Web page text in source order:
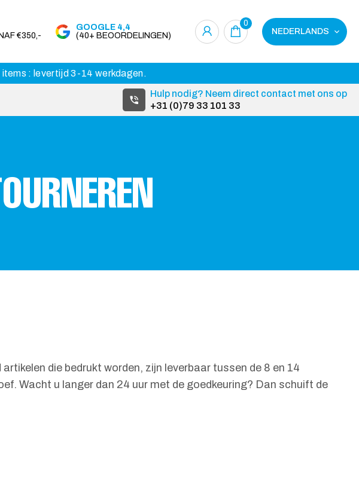
€350,-
GOOGLE 4,4
(40+ BEOORDELINGEN)
0
NEDERLANDS
: levertijd 3-14 werkdagen.
Hulp nodig? Neem direct contact met ons op
+31 (0)79 33 101 33
die bedrukt worden, zijn leverbaar tussen de 8 en 14
Wacht u langer dan 24 uur met de goedkeuring? Dan schuift de